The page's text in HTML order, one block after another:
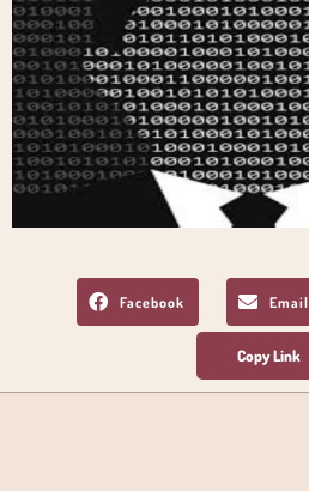
Facebook Email